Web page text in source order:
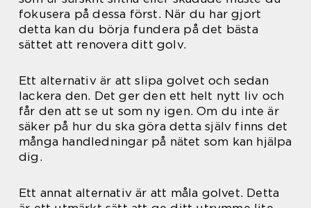
fokusera på dessa först. När du har gjort
detta kan du börja fundera på det bästa
sättet att renovera ditt golv.
Ett alternativ är att slipa golvet och sedan
lackera den. Det ger den ett helt nytt liv och
får den att se ut som ny igen. Om du inte är
säker på hur du ska göra detta själv finns det
många handledningar på nätet som kan hjälpa
dig.
Ett annat alternativ är att måla golvet. Detta